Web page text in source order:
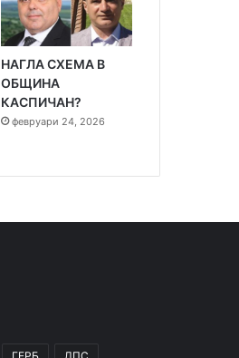
НАГЛА СХЕМА В
ОБЩИНА
КАСПИЧАН?
февруари 24, 2026